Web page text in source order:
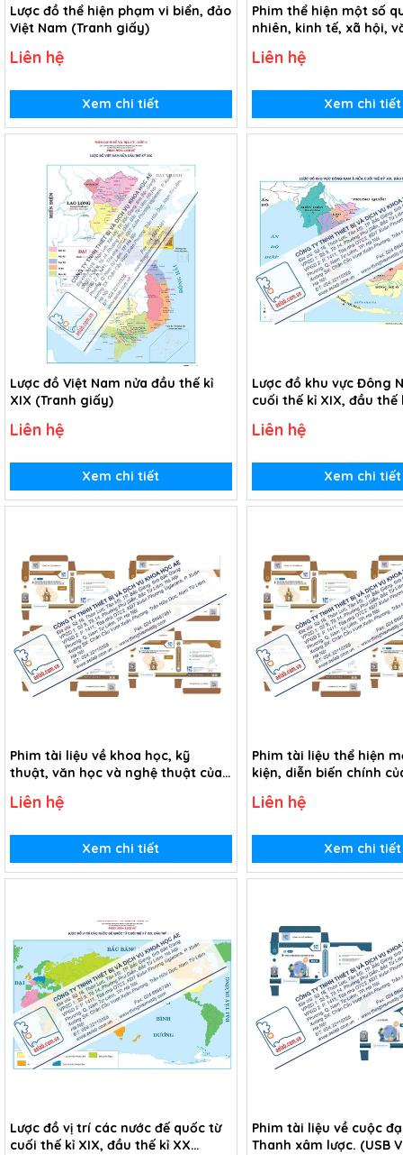
Lược đồ thể hiện phạm vi biển, đảo
Việt Nam (Tranh giấy)
Liên hệ
Xem chi tiết
Phim thể hiện một số
nhiên, kinh tế, xã hội,
sông Cửu Long (USB
Liên hệ
Xem chi tiết
Lược đồ Việt Nam nửa đầu thế kỉ
XIX (Tranh giấy)
Liên hệ
Xem chi tiết
Lược đồ khu vực Đông
cuối thế kỉ XIX, đầu thế
Liên hệ
Xem chi tiết
Phim tài liệu về khoa học, kỹ
thuật, văn học và nghệ thuật của
XVIII-XIX (USB Video)
Liên hệ
Xem chi tiết
Phim tài liệu thể hiện
kiện, diễn biến chính
Video)
Liên hệ
Xem chi tiết
Lược đồ vị trí các nước đế quốc từ
cuối thế kỉ XIX, đầu thế kỉ XX
Phim tài liệu về cuộc
Thanh xâm lược. (USB